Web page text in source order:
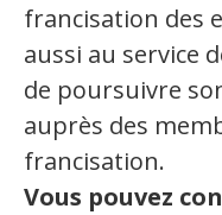
francisation des
aussi au service
de poursuivre
auprès des
francisation.
​Vous pouvez